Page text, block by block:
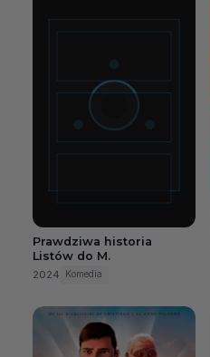
Prawdziwa historia
Listów do M.
2024 Komedia